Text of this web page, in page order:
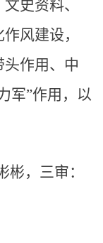
史资料、
风建设，
作用、中
军”作用，以
，三审：